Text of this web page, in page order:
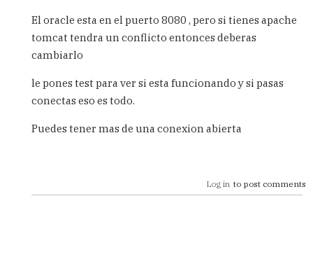
El oracle esta en el puerto 8080 , pero si tienes apache
tomcat tendra un conflicto entonces deberas
cambiarlo
le pones test para ver si esta funcionando y si pasas
conectas eso es todo.
Puedes tener mas de una conexion abierta
Log in to post comments